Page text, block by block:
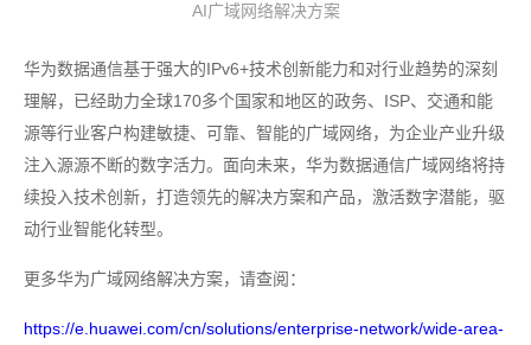
AI广域网络解决方案
华为数据通信基于强大的IPv6+技术创新能力和对行业趋势的深刻
理解，已经助力全球170多个国家和地区的政务、ISP、交通和能
源等行业客户构建敏捷、可靠、智能的广域网络，为企业产业升级
注入源源不断的数字活力。面向未来，华为数据通信广域网络将持
续投入技术创新，打造领先的解决方案和产品，激活数字潜能，驱
动行业智能化转型。
更多华为广域网络解决方案，请查阅：
https://e.huawei.com/cn/solutions/enterprise-network/wide-area-